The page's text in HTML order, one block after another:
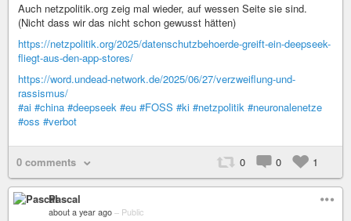
Auch netzpolitik.org zeig mal wieder, auf wessen Seite sie sind.
(Nicht dass wir das nicht schon gewusst hätten)
https://netzpolitik.org/2025/datenschutzbehoerde-greift-ein-deepseek-
fliegt-aus-den-app-stores/
https://word.undead-network.de/2025/06/27/verzweiflung-und-
rassismus/
#ai #china #deepseek #eu #FOSS #ki #netzpolitik #neuronalenetze
#oss #verbot
0 comments 0 0 1
Pascal
about a year ago – Public